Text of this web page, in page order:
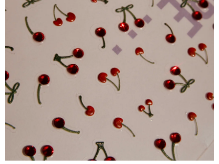
hviezdičiek.